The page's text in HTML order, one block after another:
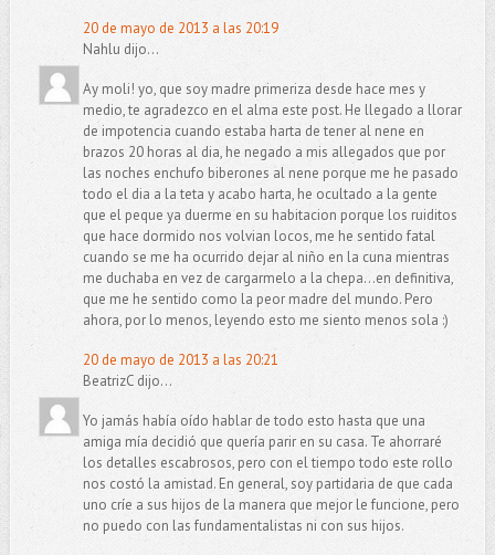
20 de mayo de 2013 a las 20:19
Nahlu dijo...
Ay moli! yo, que soy madre primeriza desde hace mes y
medio, te agradezco en el alma este post. He llegado a llorar
de impotencia cuando estaba harta de tener al nene en
brazos 20 horas al dia, he negado a mis allegados que por
las noches enchufo biberones al nene porque me he pasado
todo el dia a la teta y acabo harta, he ocultado a la gente
que el peque ya duerme en su habitacion porque los ruiditos
que hace dormido nos volvian locos, me he sentido fatal
cuando se me ha ocurrido dejar al niño en la cuna mientras
me duchaba en vez de cargarmelo a la chepa...en definitiva,
que me he sentido como la peor madre del mundo. Pero
ahora, por lo menos, leyendo esto me siento menos sola :)
20 de mayo de 2013 a las 20:21
BeatrizC dijo...
Yo jamás había oído hablar de todo esto hasta que una
amiga mía decidió que quería parir en su casa. Te ahorraré
los detalles escabrosos, pero con el tiempo todo este rollo
nos costó la amistad. En general, soy partidaria de que cada
uno críe a sus hijos de la manera que mejor le funcione, pero
no puedo con las fundamentalistas ni con sus hijos.